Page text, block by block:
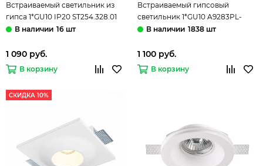
Встраиваемый светильник из
гипса 1*GU10 IP20 ST254.328.01
белый Gypsum ST-Luce
16 шт
1 090 руб.
В корзину
Встраиваемый гипсовый
светильник 1*GU10 A9283PL-
1WH белый Invisible Arte lamp
1838 шт
1 100 руб.
В корзину
СКИДКА 10%